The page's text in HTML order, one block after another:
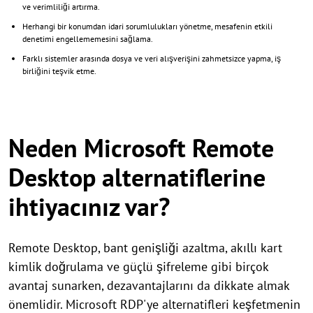
ve verimliliği artırma.
Herhangi bir konumdan idari sorumlulukları yönetme, mesafenin etkili
denetimi engellememesini sağlama.
Farklı sistemler arasında dosya ve veri alışverişini zahmetsizce yapma, iş
birliğini teşvik etme.
Neden Microsoft Remote
Desktop alternatiflerine
ihtiyacınız var?
Remote Desktop, bant genişliği azaltma, akıllı kart
kimlik doğrulama ve güçlü şifreleme gibi birçok
avantaj sunarken, dezavantajlarını da dikkate almak
önemlidir. Microsoft RDP'ye alternatifleri keşfetmenin